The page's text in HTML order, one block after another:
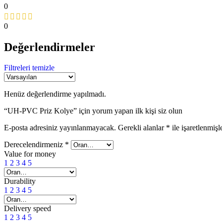
0
0
Değerlendirmeler
Filtreleri temizle
Henüz değerlendirme yapılmadı.
“UH-PVC Priz Kolye” için yorum yapan ilk kişi siz olun
E-posta adresiniz yayınlanmayacak. Gerekli alanlar * ile
Derecelendirmeniz *
Value for money
1 2 3 4 5
Durability
1 2 3 4 5
Delivery speed
1 2 3 4 5